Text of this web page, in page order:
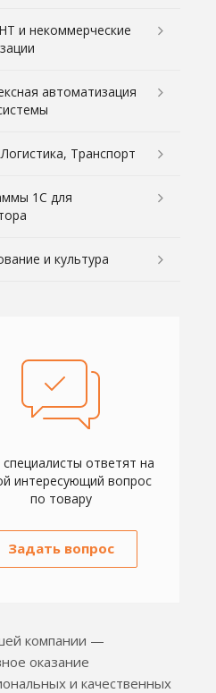
и некоммерческие
автоматизация
Транспорт
1С для
и культура
ответят на
интересующий вопрос
по товару
Задать вопрос
компании —
оказание
и качественных